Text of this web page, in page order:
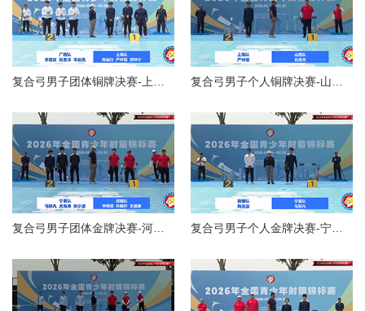
复合弓男子团体金牌决赛-河南队VS宁夏队 复合弓男子个人金牌决赛-宁夏马轶凡VS新疆陶昱辰